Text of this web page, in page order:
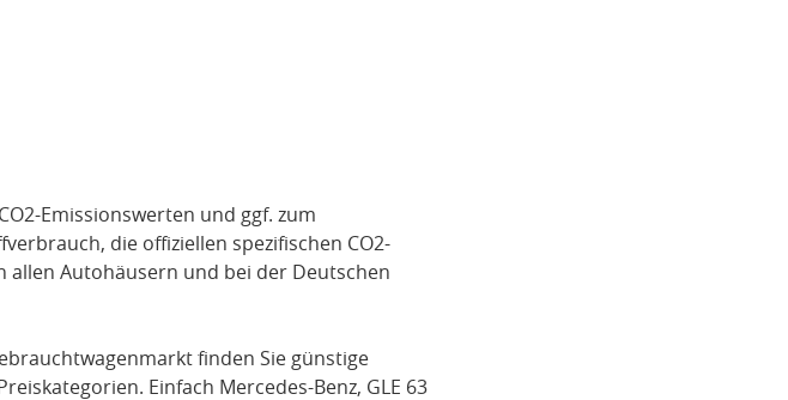
Emissionswerten und ggf. zum
die offiziellen spezifischen CO2-
allen Autohäusern und bei der Deutschen
finden Sie günstige
Einfach Mercedes-Benz, GLE 63